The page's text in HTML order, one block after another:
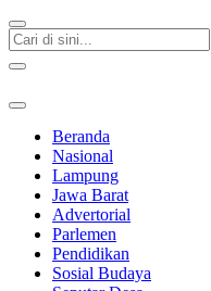
Beranda
Nasional
Lampung
Jawa Barat
Advertorial
Parlemen
Pendidikan
Sosial Budaya